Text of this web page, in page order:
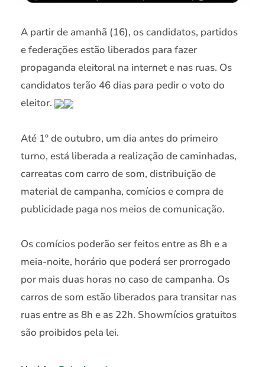
A partir de amanhã (16), os candidatos, partidos
e federações estão liberados para fazer
propaganda eleitoral na internet e nas ruas. Os
candidatos terão 46 dias para pedir o voto do
eleitor.
Até 1º de outubro, um dia antes do primeiro
turno, está liberada a realização de caminhadas,
carreatas com carro de som, distribuição de
material de campanha, comícios e compra de
publicidade paga nos meios de comunicação.
Os comícios poderão ser feitos entre as 8h e a
meia-noite, horário que poderá ser prorrogado
por mais duas horas no caso de campanha. Os
carros de som estão liberados para transitar nas
ruas entre as 8h e as 22h. Showmícios gratuitos
são proibidos pela lei.